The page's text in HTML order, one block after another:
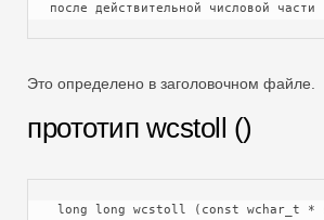
после действительной числовой части
Это определено в заголовочном файле.
прототип wcstoll ()